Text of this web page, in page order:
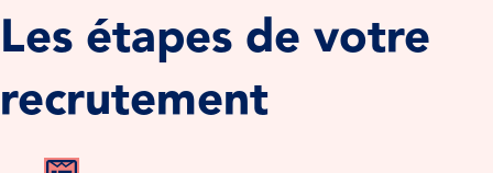
Les étapes de votre
recrutement